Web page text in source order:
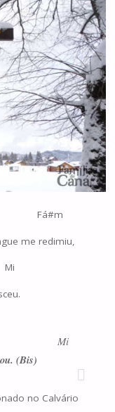
me redimiu,
Mi
(Bis)
no Calvário